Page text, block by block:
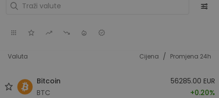
Valuta Cijena / Promjena 24h
Bitcoin
BTC
56285.00 EUR
+0.20%